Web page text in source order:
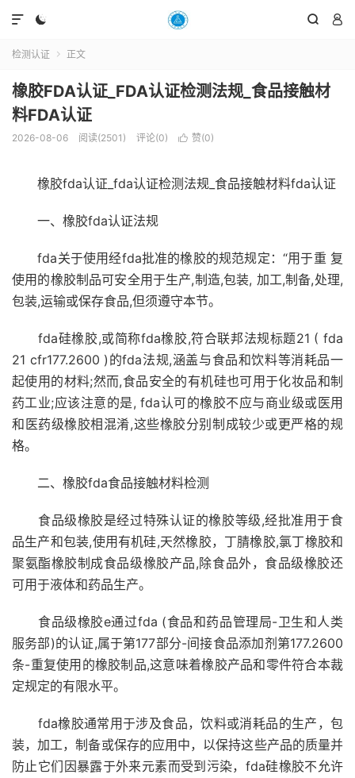
  

检测认证  正文
橡胶FDA认证_FDA认证检测法规_食品接触材
料FDA认证
2026-08-06 阅读(2501) 评论(0)  赞(0)
橡胶fda认证_fda认证检测法规_食品接触材料fda认证
一、橡胶fda认证法规
fda关于使用经fda批准的橡胶的规范规定：“用于重 复
使用的橡胶制品可安全用于生产,制造,包装, 加工,制备,处理,
包装,运输或保存食品,但须遵守本节。
fda硅橡胶,或简称fda橡胶,符合联邦法规标题21 ( fda
21 cfr177.2600 )的fda法规,涵盖与食品和饮料等消耗品一
起使用的材料;然而,食品安全的有机硅也可用于化妆品和制
药工业;应该注意的是, fda认可的橡胶不应与商业级或医用
和医药级橡胶相混淆,这些橡胶分别制成较少或更严格的规
格。
二、橡胶fda食品接触材料检测
食品级橡胶是经过特殊认证的橡胶等级,经批准用于食
品生产和包装,使用有机硅,天然橡胶，丁腈橡胶,氯丁橡胶和
聚氨酯橡胶制成食品级橡胶产品,除食品外，食品级橡胶还
可用于液体和药品生产。
食品级橡胶e通过fda (食品和药品管理局-卫生和人类
服务部)的认证,属于第177部分-间接食品添加剂第177.2600
条-重复使用的橡胶制品,这意味着橡胶产品和零件符合本裁
定规定的有限水平。
fda橡胶通常用于涉及食品，饮料或消耗品的生产，包
装，加工，制备或保存的应用中，以保持这些产品的质量并
防止它们因暴露于外来元素而受到污染，fda硅橡胶不允许